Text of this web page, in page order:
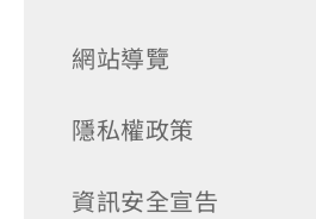
網站導覽
隱私權政策
資訊安全宣告